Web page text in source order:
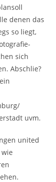
denen das
so liegt,
sich
Abschlie?
uvm.
united